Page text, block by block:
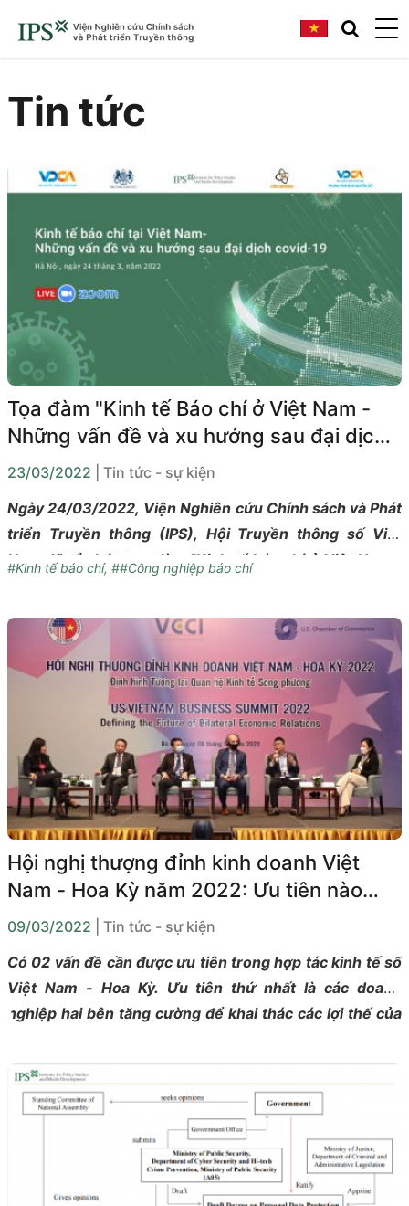
Tin tức
Tọa đàm "Kinh tế Báo chí ở Việt Nam -
Những vấn đề và xu hướng sau đại dịch
Covid-19"
23/03/2022
| Tin tức - sự kiện
Ngày 24/03/2022, Viện Nghiên cứu Chính sách và Phát
triển Truyền thông (IPS), Hội Truyền thông số Việt
Nam đã tổ chức tọa đàm "Kinh tế báo chí ở Việt Nam -
Meetings. Tọa đàm này nằm trong chuỗi hoạt động
nghiên cứu về khía cạnh kinh tế của hoạt động báo chí
tại Việt Nam của Viện IPS do Đại sứ quán Vương quốc
Anh tại Việt Nam tài trợ.
#Kinh tế báo chí, ##Công nghiệp báo chí
Hội nghị thượng đỉnh kinh doanh Việt
Nam - Hoa Kỳ năm 2022: Ưu tiên nào
cho hợp tác kinh tế số giữa hai quốc gia
09/03/2022
| Tin tức - sự kiện
Có 02 vấn đề cần được ưu tiên trong hợp tác kinh tế số
Việt Nam - Hoa Kỳ. Ưu tiên thứ nhất là các doanh
nghiệp hai bên tăng cường để khai thác các lợi thế của
được điều này, ưu tiên thứ hai là thiết lập các khuôn
khổ pháp lý (regulations) và tiêu chuẩn (stardards) cho
thương mại, dịch vụ số và các công nghệ mới
(emerging technology).